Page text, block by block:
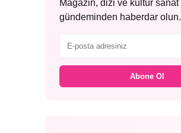
Magazin, dizi ve kültür sanat
gündeminden haberdar olun.
Abone Ol